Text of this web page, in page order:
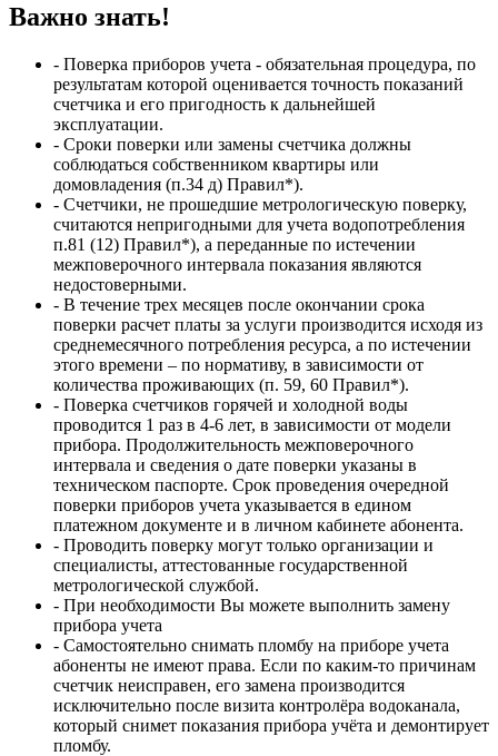
Важно знать!
- Поверка приборов учета - обязательная процедура, по
результатам которой оценивается точность показаний
счетчика и его пригодность к дальнейшей
эксплуатации.
- Сроки поверки или замены счетчика должны
соблюдаться собственником квартиры или
домовладения (п.34 д) Правил*).
- Счетчики, не прошедшие метрологическую поверку,
считаются непригодными для учета водопотребления
п.81 (12) Правил*), а переданные по истечении
межповерочного интервала показания являются
недостоверными.
- В течение трех месяцев после окончании срока
поверки расчет платы за услуги производится исходя из
среднемесячного потребления ресурса, а по истечении
этого времени – по нормативу, в зависимости от
количества проживающих (п. 59, 60 Правил*).
- Поверка счетчиков горячей и холодной воды
проводится 1 раз в 4-6 лет, в зависимости от модели
прибора. Продолжительность межповерочного
интервала и сведения о дате поверки указаны в
техническом паспорте. Срок проведения очередной
поверки приборов учета указывается в едином
платежном документе и в личном кабинете абонента.
- Проводить поверку могут только организации и
специалисты, аттестованные государственной
метрологической службой.
- При необходимости Вы можете выполнить замену
прибора учета
- Самостоятельно снимать пломбу на приборе учета
абоненты не имеют права. Если по каким-то причинам
счетчик неисправен, его замена производится
исключительно после визита контролёра водоканала,
который снимет показания прибора учёта и демонтирует
пломбу.